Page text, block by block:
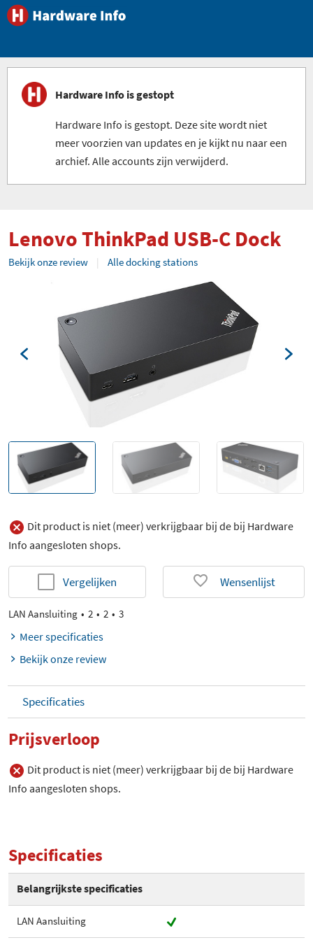
Hardware Info is gestopt
Hardware Info is gestopt. Deze site wordt niet
meer voorzien van updates en je kijkt nu naar een
archief. Alle accounts zijn verwijderd.
Lenovo ThinkPad USB-C Dock
Bekijk onze review Alle docking stations
Dit product is niet (meer) verkrijgbaar bij de bij Hardware
Info aangesloten shops.
Vergelijken Wensenlijst
LAN Aansluiting 2 2 3
Meer specificaties
Bekijk onze review
Specificaties
Prijsverloop
Dit product is niet (meer) verkrijgbaar bij de bij Hardware
Info aangesloten shops.
Specificaties
Belangrijkste specificaties
LAN Aansluiting